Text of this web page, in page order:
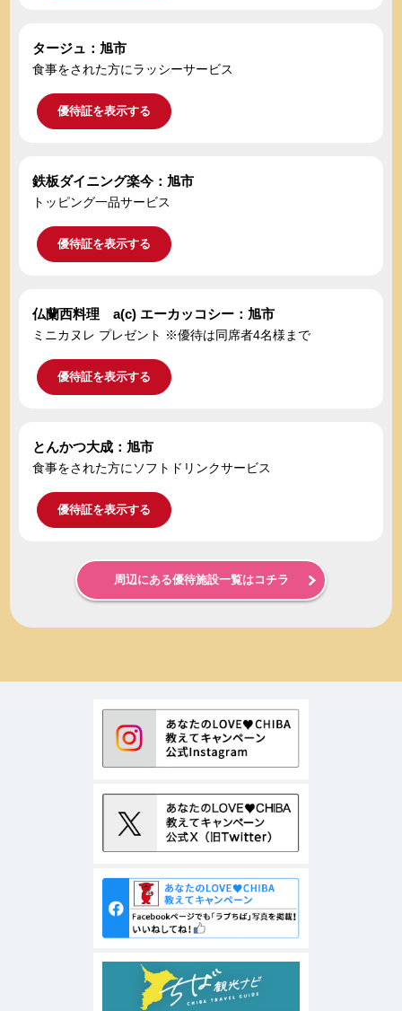
タージュ：旭市
食事をされた方にラッシーサービス
優待証を表示する
鉄板ダイニング楽今：旭市
トッピング一品サービス
優待証を表示する
仏蘭西料理 a(c) エーカッコシー：旭市
ミニカヌレ プレゼント ※優待は同席者4名様まで
優待証を表示する
とんかつ大成：旭市
食事をされた方にソフトドリンクサービス
優待証を表示する
周辺にある優待施設一覧はコチラ